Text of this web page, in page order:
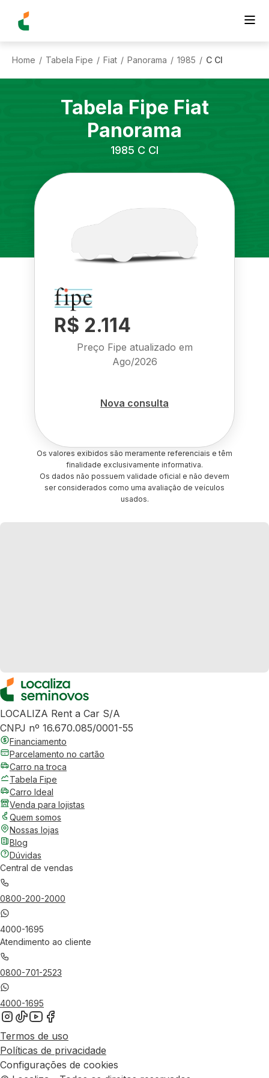
Home / Tabela Fipe / Fiat / Panorama / 1985 / C Cl
Tabela Fipe Fiat
Panorama
1985 C Cl
R$ 2.114
Preço Fipe atualizado em
Ago/2026
Nova consulta
Os valores exibidos são meramente referenciais e têm
finalidade exclusivamente informativa.
Os dados não possuem validade oficial e não devem
ser considerados como uma avaliação de veículos
usados.
LOCALIZA Rent a Car S/A
CNPJ nº 16.670.085/0001-55
Financiamento
Parcelamento no cartão
Carro na troca
Tabela Fipe
Carro Ideal
Venda para lojistas
Quem somos
Nossas lojas
Blog
Dúvidas
Central de vendas
0800-200-2000
4000-1695
Atendimento ao cliente
0800-701-2523
4000-1695
Termos de uso
Políticas de privacidade
Configurações de cookies